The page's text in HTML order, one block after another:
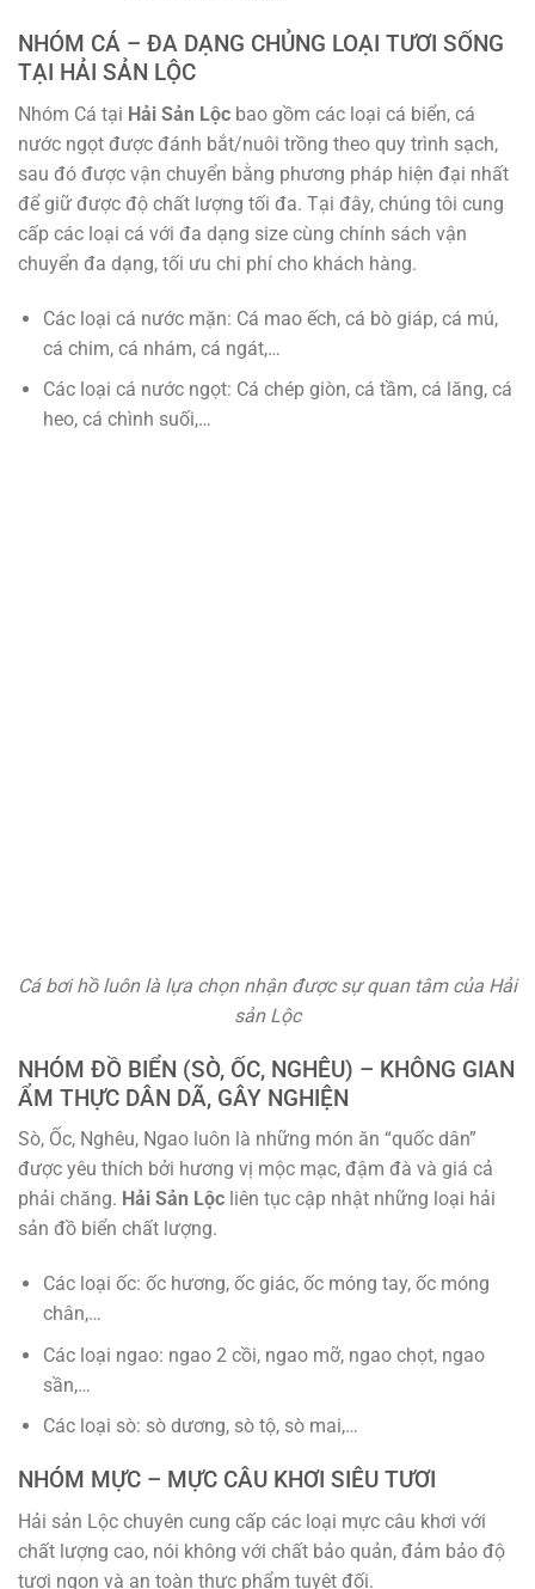
NHÓM CÁ – ĐA DẠNG CHỦNG LOẠI TƯƠI SỐNG
TẠI HẢI SẢN LỘC
Nhóm Cá tại Hải Sản Lộc bao gồm các loại cá biển, cá
nước ngọt được đánh bắt/nuôi trồng theo quy trình sạch,
sau đó được vận chuyển bằng phương pháp hiện đại nhất
để giữ được độ chất lượng tối đa. Tại đây, chúng tôi cung
cấp các loại cá với đa dạng size cùng chính sách vận
chuyển đa dạng, tối ưu chi phí cho khách hàng.
Các loại cá nước mặn: Cá mao ếch, cá bò giáp, cá mú,
cá chim, cá nhám, cá ngát,…
Các loại cá nước ngọt: Cá chép giòn, cá tầm, cá lăng, cá
heo, cá chình suối,…
Cá bơi hồ luôn là lựa chọn nhận được sự quan tâm của Hải
sản Lộc
NHÓM ĐỒ BIỂN (SÒ, ỐC, NGHÊU) – KHÔNG GIAN
ẨM THỰC DÂN DÃ, GÂY NGHIỆN
Sò, Ốc, Nghêu, Ngao luôn là những món ăn “quốc dân”
được yêu thích bởi hương vị mộc mạc, đậm đà và giá cả
phải chăng. Hải Sản Lộc liên tục cập nhật những loại hải
sản đồ biển chất lượng.
Các loại ốc: ốc hương, ốc giác, ốc móng tay, ốc móng
chân,…
Các loại ngao: ngao 2 cồi, ngao mỡ, ngao chọt, ngao
sần,…
Các loại sò: sò dương, sò tộ, sò mai,…
NHÓM MỰC – MỰC CÂU KHƠI SIÊU TƯƠI
Hải sản Lộc chuyên cung cấp các loại mực câu khơi với
chất lượng cao, nói không với chất bảo quản, đảm bảo độ
tươi ngon và an toàn thực phẩm tuyệt đối.